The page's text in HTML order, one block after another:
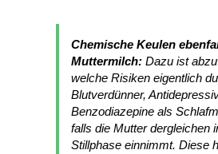
Chemische Keulen
Muttermilch: Dazu ist
welche Risiken eigentlich
Blutverdünner,
Benzodiazepine als
falls die Mutter dergleichen
Stillphase einnimmt. Diese